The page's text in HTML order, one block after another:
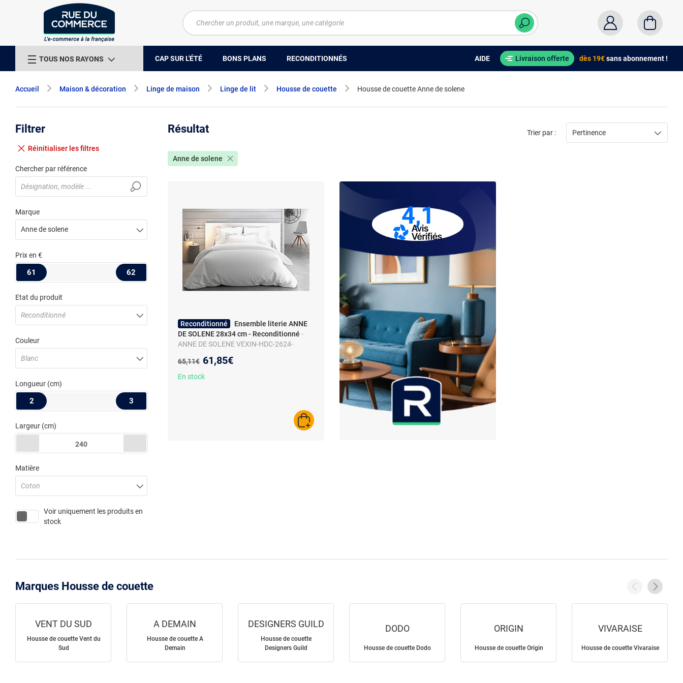
TOUS NOS RAYONS CAP SUR L'ÉTÉ BONS PLANS RECONDITIONNÉS AIDE Livraison offerte dès 19€sans abonnement !
Accueil Maison & décoration Linge de maison Linge de lit Housse de couette Housse de couette Anne de solene
Filtrer
Réinitialiser les filtres
Chercher par référence
Marque
Anne de solene
Prixen €
61 62
Etat du produit
Reconditionné
Couleur
Blanc
Longueur (cm)
2 3
Largeur (cm)
240
Matière
Coton
Voir uniquement les produits en
stock
Résultat
Anne de solene
Trier par : Pertinence
Reconditionné
Ensemble literie ANNE
DE SOLENE 28x34 cm - Reconditionné -
ANNE DE SOLENE VEXIN-HDC-2624-
Ancien prix :
65,11€ Nouveau prix :
61,85€
En stock
AJOUTER AU PANIER
4,1
Marques Housse de couette
VENT DU SUD
Housse de couette Vent du
Sud
A DEMAIN
Housse de couette A
Demain
DESIGNERS GUILD
Housse de couette
Designers Guild
DODO
Housse de couette Dodo
ORIGIN
Housse de couette Origin
VIVARAISE
Housse de couette Vivaraise